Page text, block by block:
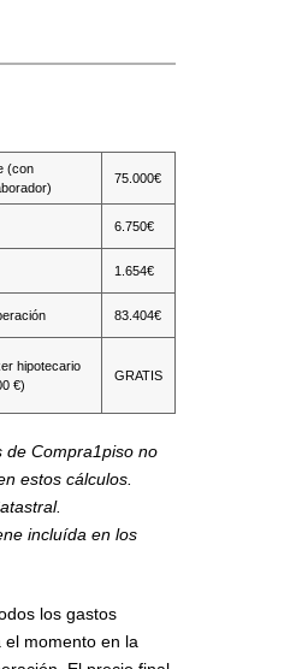
(con
75.000€
6.750€
1.654€
83.404€
hipotecario
€)
GRATIS
de Compra1piso no
estos cálculos.
incluída en los
los gastos
el momento en la